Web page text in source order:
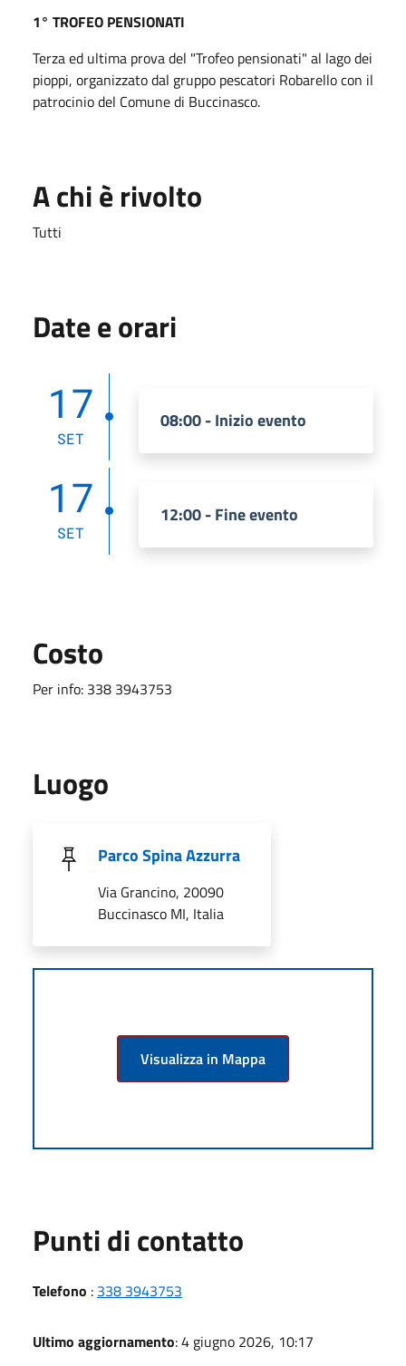
1° TROFEO PENSIONATI
Terza ed ultima prova del "Trofeo pensionati" al lago dei
pioppi, organizzato dal gruppo pescatori Robarello con il
patrocinio del Comune di Buccinasco.
A chi è rivolto
Tutti
Date e orari
17
SET
08:00 - Inizio evento
17
SET
12:00 - Fine evento
Costo
Per info: 338 3943753
Luogo
Parco Spina Azzurra
Via Grancino, 20090
Buccinasco MI, Italia
Visualizza in Mappa
Punti di contatto
Telefono : 338 3943753
Ultimo aggiornamento: 4 giugno 2026, 10:17